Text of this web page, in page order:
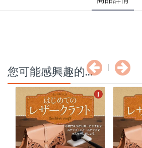
您可能感興趣的...